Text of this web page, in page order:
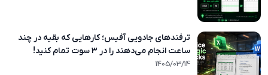
ترفندهای جادویی آفیس؛ کارهایی که بقیه در چند
ساعت انجام می‌دهند را در ۳ سوت تمام کنید!
1405/03/14
1405/03/14